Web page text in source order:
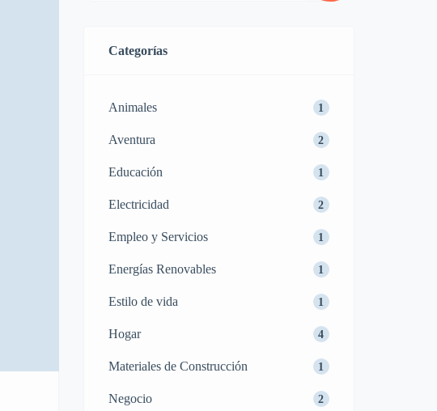
Categorías
Animales 1
Aventura 2
Educación 1
Electricidad 2
Empleo y Servicios 1
Energías Renovables 1
Estilo de vida 1
Hogar 4
Materiales de Construcción 1
Negocio 2